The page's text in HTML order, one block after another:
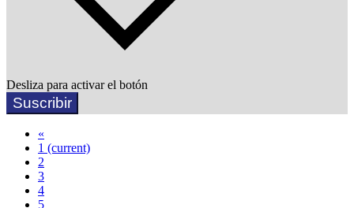
Desliza para activar el botón
Suscribir
«
1 (current)
2
3
4
5